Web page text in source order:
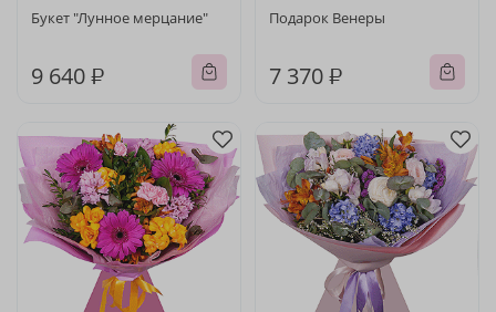
Букет "Лунное мерцание"
9 640 ₽
Подарок Венеры
7 370 ₽